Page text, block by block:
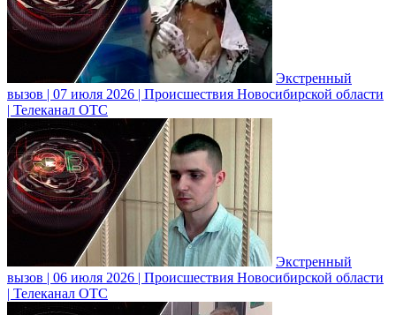
Экстренный
вызов | 07 июля 2026 | Происшествия Новосибирской области
| Телеканал ОТС
Экстренный
вызов | 06 июля 2026 | Происшествия Новосибирской области
| Телеканал ОТС